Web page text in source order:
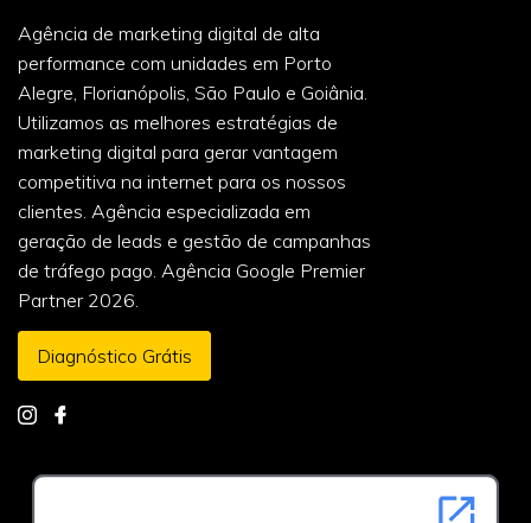
Agência de marketing digital de alta
performance com unidades em Porto
Alegre, Florianópolis, São Paulo e Goiânia.
Utilizamos as melhores estratégias de
marketing digital para gerar vantagem
competitiva na internet para os nossos
clientes. Agência especializada em
geração de leads e gestão de campanhas
de tráfego pago. Agência Google Premier
Partner 2026.
Diagnóstico Grátis